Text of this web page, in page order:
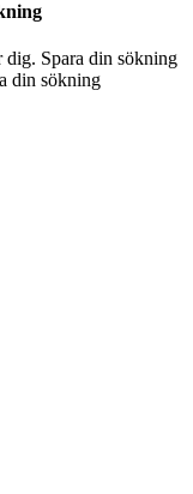
dig. Spara din sökning
din sökning